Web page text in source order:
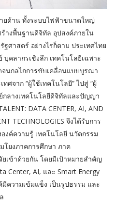
ยด้าน ทั้งระบบไฟฟ้าขนาดใหญ่
างพื้นฐานดิจิทัล อุปสงค์ภายใน
ศาสตร์ อย่างไรก็ตาม ประเทศไทย
คลากรเชิงลึก เทคโนโลยีเฉพาะ
นกลไกการขับเคลื่อนแบบบูรณา
ศจาก “ผู้ใช้เทคโนโลยี” ไปสู่ “ผู้
ลางเทคโนโลยีดิจิทัลและปัญญา
DATA CENTER, AI, AND
TECHNOLOGIES จึงได้รับการ
งค์ความรู้ เทคโนโลยี นวัตกรรม
โยงภาคการศึกษา ภาค
เข้าด้วยกัน โดยมีเป้าหมายสำคัญ
Center, AI, และ Smart Energy
มีความเข้มแข็ง เป็นรูปธรรม และ